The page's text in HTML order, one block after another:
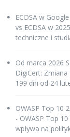
ECDSA w
vs ECDSA w
techniczne i
Od marca 2026
DigiCert:
199 dni od 24
OWASP Top 10
- OWASP Top
wpływa na